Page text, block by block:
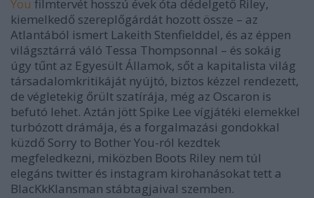
You filmtervét hosszú évek óta dédelgető Riley,
kiemelkedő szereplőgárdát hozott össze – az
Atlantából ismert Lakeith Stenfielddel, és az éppen
világsztárrá váló Tessa Thompsonnal – és sokáig
úgy tűnt az Egyesült Államok, sőt a kapitalista világ
társadalomkritikáját nyújtó, biztos kézzel rendezett,
de végletekig őrült szatírája, még az Oscaron is
befutó lehet. Aztán jött Spike Lee vígjátéki elemekkel
turbózott drámája, és a forgalmazási gondokkal
küzdő Sorry to Bother You-ról kezdtek
megfeledkezni, miközben Boots Riley nem túl
elegáns twitter és instagram kirohanásokat tett a
BlacKkKlansman stábtagjaival szemben.